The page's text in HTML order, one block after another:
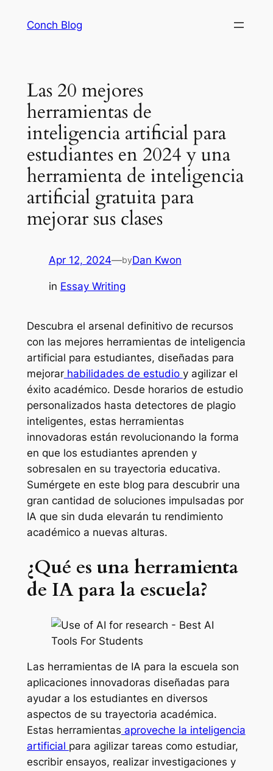
Conch Blog
Las 20 mejores
herramientas de
inteligencia artificial para
estudiantes en 2024 y una
herramienta de inteligencia
artificial gratuita para
mejorar sus clases
Apr 12, 2024—byDan Kwon
in Essay Writing
Descubra el arsenal definitivo de recursos
con las mejores herramientas de inteligencia
artificial para estudiantes, diseñadas para
mejorarhabilidades de estudio y agilizar el
éxito académico. Desde horarios de estudio
personalizados hasta detectores de plagio
inteligentes, estas herramientas
innovadoras están revolucionando la forma
en que los estudiantes aprenden y
sobresalen en su trayectoria educativa.
Sumérgete en este blog para descubrir una
gran cantidad de soluciones impulsadas por
IA que sin duda elevarán tu rendimiento
académico a nuevas alturas.
¿Qué es una herramienta
de IA para la escuela?
Las herramientas de IA para la escuela son
aplicaciones innovadoras diseñadas para
ayudar a los estudiantes en diversos
aspectos de su trayectoria académica.
Estas herramientas aproveche la inteligencia
artificial para agilizar tareas como estudiar,
escribir ensayos, realizar investigaciones y